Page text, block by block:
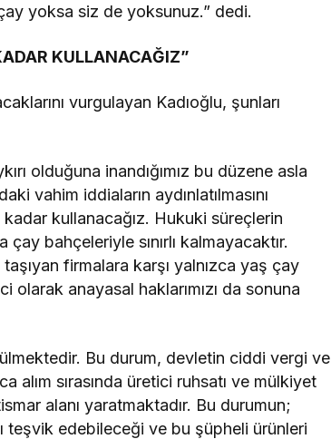
yoksa siz de yoksunuz.” dedi.
KULLANACAĞIZ”
vurgulayan Kadıoğlu, şunları
olduğuna inandığımız bu düzene asla
vahim iddiaların aydınlatılmasını
kullanacağız. Hukuki süreçlerin
bahçeleriyle sınırlı kalmayacaktır.
firmalara karşı yalnızca yaş çay
anayasal haklarımızı da sonuna
Bu durum, devletin ciddi vergi ve
alım sırasında üretici ruhsatı ve mülkiyet
alanı yaratmaktadır. Bu durumun;
teşvik edebileceği ve bu şüpheli ürünleri